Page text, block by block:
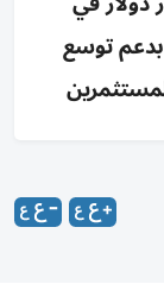
النصف الأول 2026 متجاوزة 2025 بدعم توسع